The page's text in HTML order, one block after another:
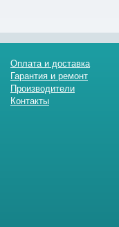
Оплата и доставка
Гарантия и ремонт
Производители
Контакты